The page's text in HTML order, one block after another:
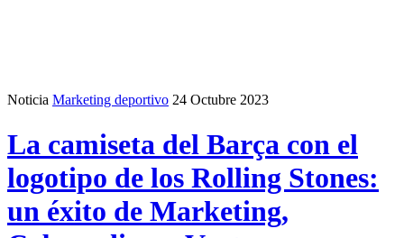
Noticia Marketing deportivo 24 Octubre 2023
La camiseta del Barça con el
logotipo de los Rolling Stones:
un éxito de Marketing,